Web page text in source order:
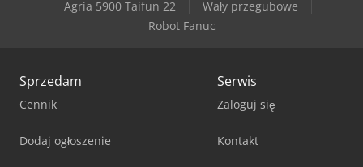
Agria 5900 Taifun 22
Wały przegubowe
Robot Fanuc
Sprzedam
Cennik
Dodaj ogłoszenie
Serwis
Zaloguj się
Kontakt